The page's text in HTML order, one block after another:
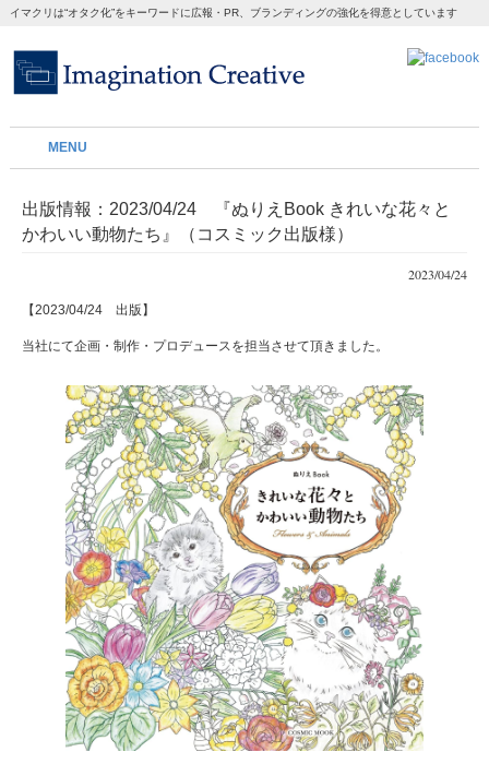
イマクリは“オタク化”をキーワードに広報・PR、ブランディングの強化を得意としています
MENU
出版情報：2023/04/24 『ぬりえBook きれいな花々と
かわいい動物たち』（コスミック出版様）
2023/04/24
【2023/04/24 出版】
当社にて企画・制作・プロデュースを担当させて頂きました。